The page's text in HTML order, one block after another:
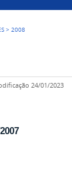
>2008
24/01/2023